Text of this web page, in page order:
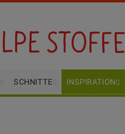
SCHNITTE INSPIRATION